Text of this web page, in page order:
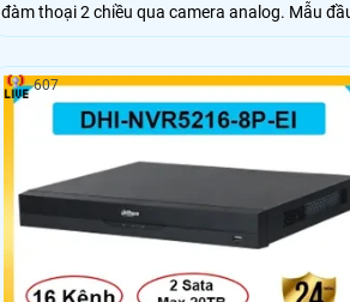
đàm thoại 2 chiều qua camera analog. Mẫu
ghi này còn hỗ trợ độ phân giải ghi hình đến
minh với SMD Plus, nhận diện khuôn mặt,
AcuPick,hỗ trợ ổ cứng tối đa 16TB.
607